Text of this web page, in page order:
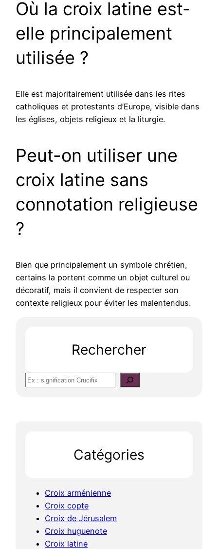
Où la croix latine est-
elle principalement
utilisée ?
Elle est majoritairement utilisée dans les rites
catholiques et protestants d’Europe, visible dans
les églises, objets religieux et la liturgie.
Peut-on utiliser une
croix latine sans
connotation religieuse
?
Bien que principalement un symbole chrétien,
certains la portent comme un objet culturel ou
décoratif, mais il convient de respecter son
contexte religieux pour éviter les malentendus.
Rechercher
S
Catégories
Croix arménienne
Croix copte
Croix de Jérusalem
Croix huguenote
Croix latine